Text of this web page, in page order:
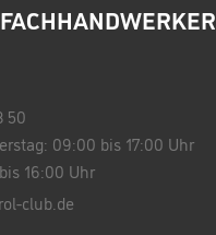
50
09:00 bis 17:00 Uhr
16:00 Uhr
club.de